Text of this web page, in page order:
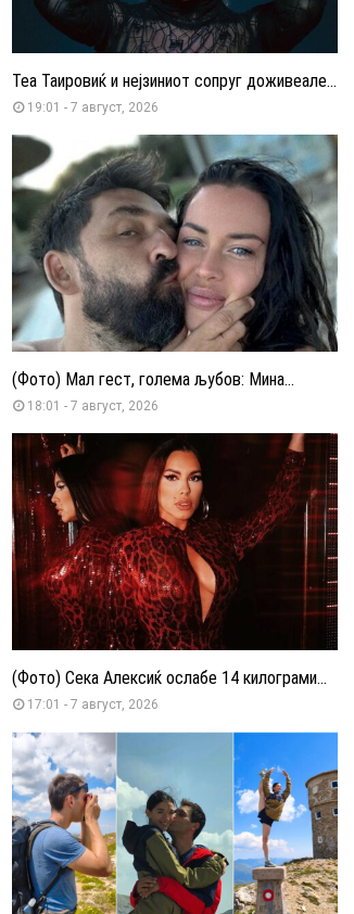
Теа Таировиќ и нејзиниот сопруг доживеале...
19:01 - 7 август, 2026
(Фото) Мал гест, голема љубов: Мина...
18:01 - 7 август, 2026
(Фото) Сека Алексиќ ослабе 14 килограми...
17:01 - 7 август, 2026